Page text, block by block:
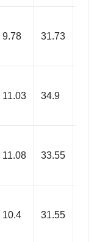
9.78 31.73
11.03 34.9
11.08 33.55
10.4 31.55